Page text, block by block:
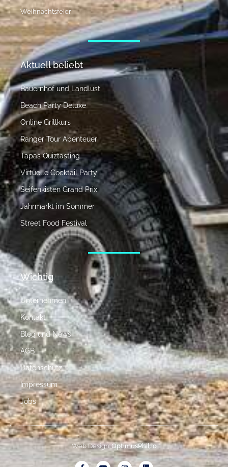
Weihnachtsfeier
Aktuell beliebt
Bauernhof und Landlust
Beach Party Deluxe
Online Grillkurs
Ranger Tour Abenteuer
Tapas Quiztasting
Virtuelle Cocktail Party
Seifenkisten Grand Prix
Jahrmarkt im Sommer
Street Food Festival
Wichtig
Unternehmen
Kontakt
Blog und News
AGB
Datenschutz
Impressum
Jobs
Web Design:OptimusPhil.io